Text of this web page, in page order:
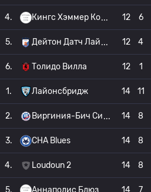
4. Кингс Хэммер Ко 12 6
5. Дейтон Датч Лай 12 4
6. Толидо Вилла 12 1
1. Лайонсбридж 14 11
2. Виргиния-Бич Си 14 8
3. CHA Blues 14 8
4. Loudoun 2 14 8
5. Аннаполис Блюз 14 7